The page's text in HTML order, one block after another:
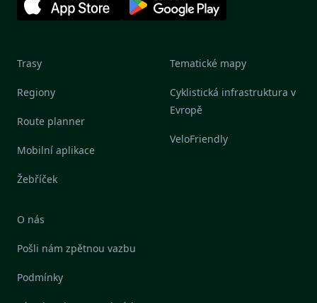
Trasy
Regiony
Route planner
Mobilní aplikace
Žebříček
Tematické mapy
Cyklistická infrastruktura v
Evropě
VeloFriendly
O nás
Pošli nám zpětnou vazbu
Podmínky